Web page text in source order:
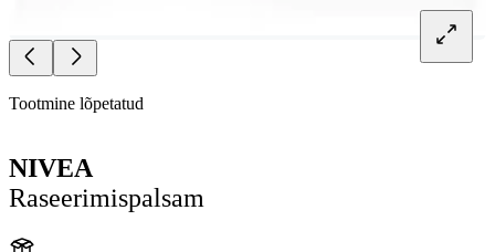
Tootmine lõpetatud
NIVEA
Raseerimispalsam